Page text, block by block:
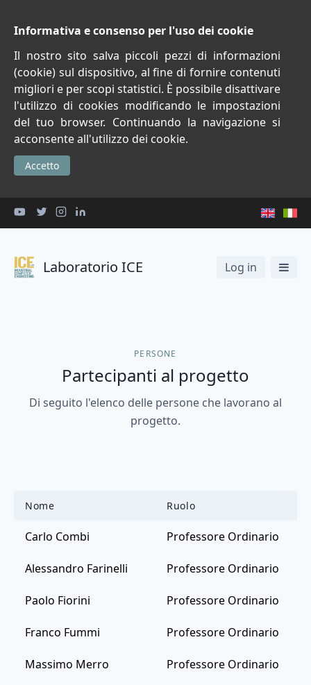
Informativa e consenso per l'uso dei cookie
Il nostro sito salva piccoli pezzi di informazioni
(cookie) sul dispositivo, al fine di fornire contenuti
migliori e per scopi statistici. È possibile disattivare
l'utilizzo di cookies modificando le impostazioni
del tuo browser. Continuando la navigazione si
acconsente all'utilizzo dei cookie.
Accetto
Laboratorio ICE Log in
Documenti
Ricerca
PERSONE
Partecipanti al progetto
Di seguito l'elenco delle persone che lavorano al
progetto.
Nome Ruolo
Carlo Combi Professore Ordinario
Alessandro Farinelli Professore Ordinario
Paolo Fiorini Professore Ordinario
Franco Fummi Professore Ordinario
Massimo Merro Professore Ordinario